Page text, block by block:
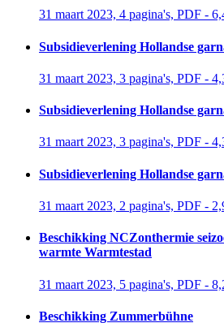
31 maart 2023, 4 pagina's, PDF -
Subsidieverlening Hollandse
31 maart 2023, 3 pagina's, PDF -
Subsidieverlening Hollandse
31 maart 2023, 3 pagina's, PDF -
Subsidieverlening Hollandse
31 maart 2023, 2 pagina's, PDF -
Beschikking NCZonthermie
warmte Warmtestad
31 maart 2023, 5 pagina's, PDF -
Beschikking Zummerbühne